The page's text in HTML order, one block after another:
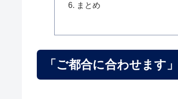
まとめ
「ご都合に合わせます